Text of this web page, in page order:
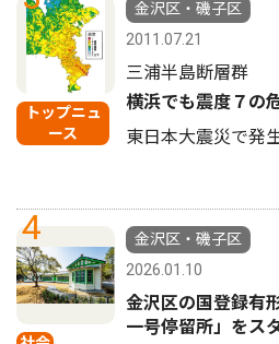
トップニュ
ース
金沢区・磯子区
2011.07.21
三浦半島断層群
横浜でも震度７の
東日本大震災で発
4
金沢区・磯子区
2026.01.10
金沢区の国登録有
一号停留所」をス